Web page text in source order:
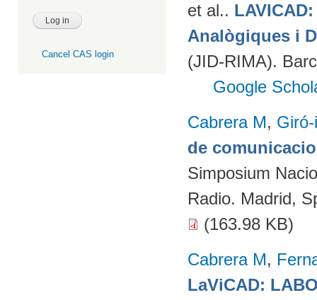
Cancel CAS login
et al..
Analògiques i
(JID-RIMA).
Google
Cabrera M,
de
Simposium
Radio. Madrid,
(163.98 KB)
Cabrera M,
LaViCAD: